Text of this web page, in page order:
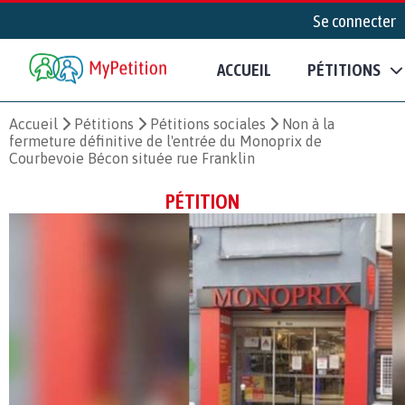
Se connecter
ACCUEIL PÉTITIONS
Accueil Pétitions Pétitions sociales
Non à la
fermeture définitive de l'entrée du Monoprix de
Courbevoie Bécon située rue Franklin
PÉTITION